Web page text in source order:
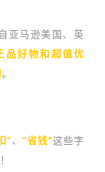
亚马逊美国、英
品好物和超值优
。
”、 “省钱”这些字